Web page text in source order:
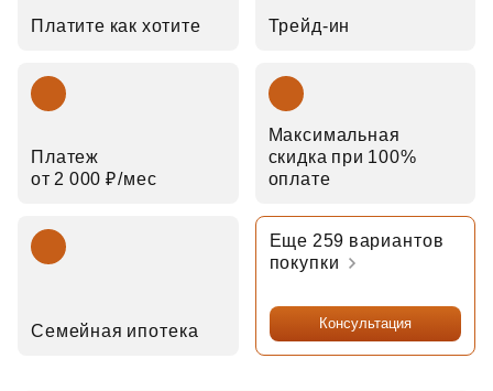
Платите как хотите Трейд‑ин
Платеж
от 2 000 ₽⁠/⁠мес
Максимальная
скидка при 100%
оплате
Семейная ипотека
Еще 259 вариантов
покупки
Консультация